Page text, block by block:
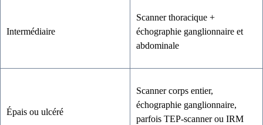
Intermédiaire
Scanner thoracique +
échographie ganglionnaire et
abdominale
Épais ou ulcéré
Scanner corps entier,
échographie ganglionnaire,
parfois TEP-scanner ou IRM